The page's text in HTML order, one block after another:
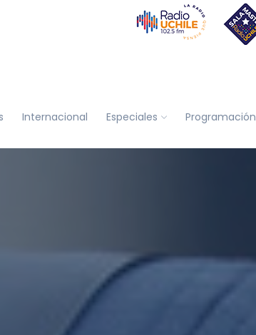
Internacional Especiales Programación